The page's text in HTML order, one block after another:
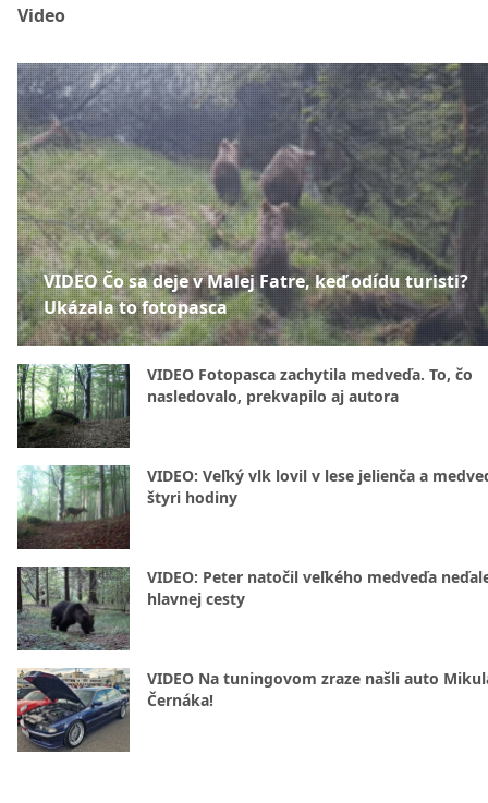
Video
VIDEO Čo sa deje v Malej Fatre, keď odídu turisti?
Ukázala to fotopasca
VIDEO Fotopasca zachytila medveďa. To, čo
nasledovalo, prekvapilo aj autora
VIDEO: Veľký vlk lovil v lese jelienča a
štyri hodiny
VIDEO: Peter natočil veľkého medveďa
hlavnej cesty
VIDEO Na tuningovom zraze našli auto
Černáka!